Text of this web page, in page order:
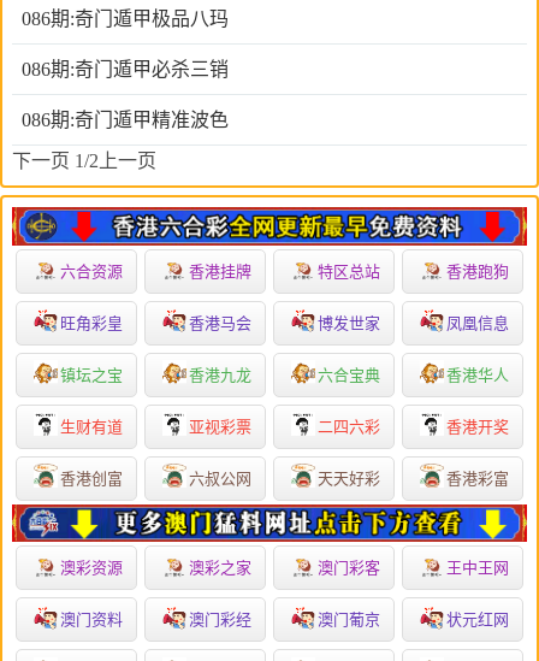
086期:奇门遁甲极品八玛
086期:奇门遁甲必杀三销
086期:奇门遁甲精准波色
下一页 1/2 上一页
六合资源 香港挂牌 特区总站 香港跑狗
旺角彩皇 香港马会 博发世家 凤凰信息
镇坛之宝 香港九龙 六合宝典 香港华人
生财有道 亚视彩票 二四六彩 香港开奖
香港创富 六叔公网 天天好彩 香港彩富
澳彩资源 澳彩之家 澳门彩客 王中王网
澳门资料 澳门彩经 澳门葡京 状元红网